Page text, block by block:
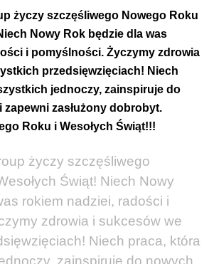
życzy szczęśliwego Nowego Roku
Nowy Rok będzie dla was
i pomyślności. Życzymy zdrowia
przedsięwzięciach! Niech
jednoczy, zainspiruje do
zasłużony dobrobyt.
Roku i Wesołych Świąt!!!
życzy szczęśliwego
Świąt! Niech Nowy
rokiem nadziei, radości i
zdrowia i sukcesów we
Niech praca, która
zainspiruje do nowych